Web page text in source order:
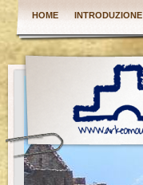
HOME INTRODUZIONE